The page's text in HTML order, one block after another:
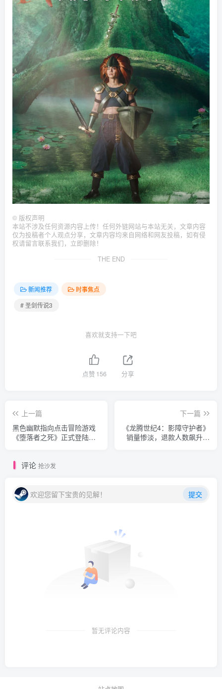
© 版权声明
本站不涉及任何资源内容上传！任何外链网站与本站无关，文章内容
仅为投稿者个人观点分享，文章内容均来自网络和网友投稿，如有侵
权请留言联系我们，立即删除！
THE END
新闻推荐
时事焦点
# 圣剑传说3
喜欢就支持一下吧
点赞 156 分享
上一篇
黑色幽默指向点击冒险游戏
《堕落者之死》正式登陆
下一篇
《龙腾世纪4：影障守护者》
销量惨淡，退款人数飙升引
评论 抢沙发
欢迎您留下宝贵的见解！ 提交
暂无评论内容